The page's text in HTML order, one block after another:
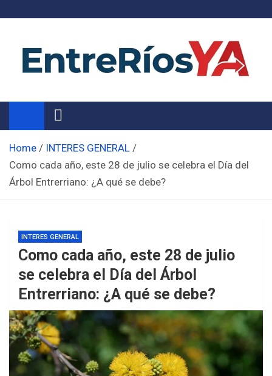
Noticias de Entre Ríos
Información de toda la provincia ahora
Home
INTERES GENERAL
Como cada año, este 28 de julio se celebra el Día del
Árbol Entrerriano: ¿A qué se debe?
INTERES GENERAL
Como cada año, este 28 de julio
se celebra el Día del Árbol
Entrerriano: ¿A qué se debe?